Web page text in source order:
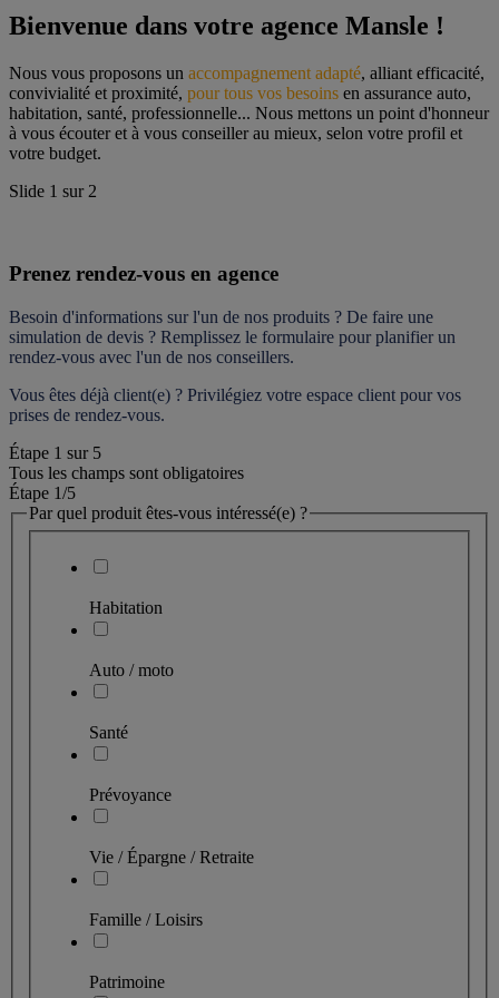
Bienvenue dans votre agence Mansle !
Nous vous proposons un accompagnement adapté, alliant efficacité,
convivialité et proximité, pour tous vos besoins en assurance auto,
habitation, santé, professionnelle... Nous mettons un point d'honneur
à vous écouter et à vous conseiller au mieux, selon votre profil et
votre budget.
Slide 1 sur 2
Prenez rendez-vous en agence
Besoin d'informations sur l'un de nos produits ? De faire une
simulation de devis ? Remplissez le formulaire pour planifier un
rendez-vous avec l'un de nos conseillers.
Vous êtes déjà client(e) ? Privilégiez votre espace client pour vos
prises de rendez-vous.
Étape 1 sur 5
Tous les champs sont obligatoires
Étape 1/5
Par quel produit êtes-vous intéressé(e) ?
Habitation
Auto / moto
Santé
Prévoyance
Vie / Épargne / Retraite
Famille / Loisirs
Patrimoine